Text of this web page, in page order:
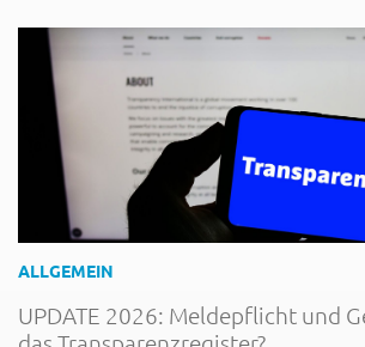
ALLGEMEIN
UPDATE 2026: Meldepflicht und